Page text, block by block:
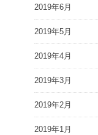
2019年6月
2019年5月
2019年4月
2019年3月
2019年2月
2019年1月